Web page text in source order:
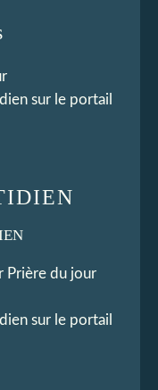
Prière du jour
sur le portail
sur le portail